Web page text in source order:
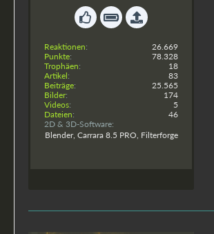
Reaktionen
26.669
Punkte
78.328
Trophäen
18
Artikel
83
Beiträge
25.565
Bilder
174
Videos
5
Dateien
46
2D & 3D-Software
Blender, Carrara 8.5 PRO, Filterforge